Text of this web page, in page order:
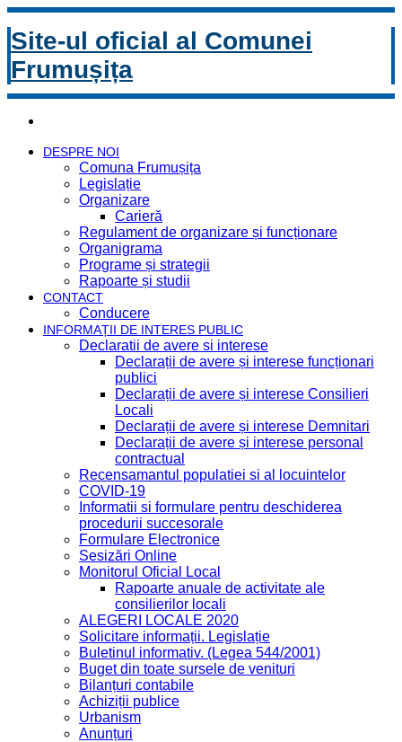
Site-ul oficial al Comunei
Frumușița
DESPRE NOI
Comuna Frumușița
Legislație
Organizare
Carieră
Regulament de organizare și funcționare
Organigrama
Programe și strategii
Rapoarte și studii
CONTACT
Conducere
INFORMAȚII DE INTERES PUBLIC
Declaratii de avere si interese
Declarații de avere și interese funcționari
publici
Declarații de avere și interese Consilieri
Locali
Declarații de avere și interese Demnitari
Declarații de avere și interese personal
contractual
Recensamantul populatiei si al locuintelor
COVID-19
Informatii si formulare pentru deschiderea
procedurii succesorale
Formulare Electronice
Sesizări Online
Monitorul Oficial Local
Rapoarte anuale de activitate ale
consilierilor locali
ALEGERI LOCALE 2020
Solicitare informații. Legislație
Buletinul informativ. (Legea 544/2001)
Buget din toate sursele de venituri
Bilanțuri contabile
Achiziții publice
Urbanism
Anunțuri